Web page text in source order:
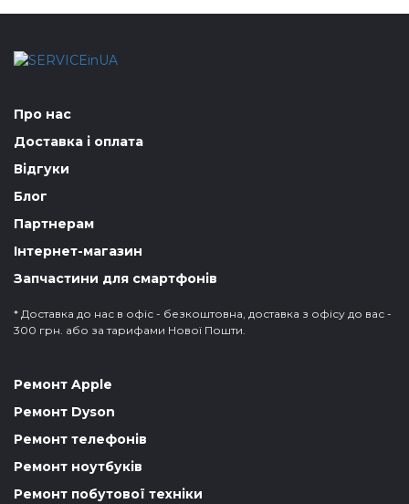
Про нас
Доставка і оплата
Відгуки
Блог
Партнерам
Інтернет-магазин
Запчастини для смартфонів
* Доставка до нас в офіс - безкоштовна, доставка з офісу до вас -
300 грн. або за тарифами Нової Пошти.
Ремонт Apple
Ремонт Dyson
Ремонт телефонів
Ремонт ноутбуків
Ремонт побутової техніки